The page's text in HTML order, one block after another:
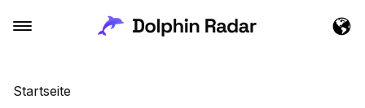
Startseite